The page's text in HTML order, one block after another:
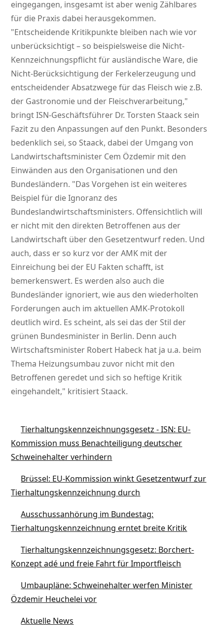
eingegangen, insgesamt ist aber wenig Zählbares
für die Praxis dabei herausgekommen.
Entscheidende Kritikpunkte bleiben nach wie vor
unberücksichtigt – so beispielsweise die Nicht-
Kennzeichnungspflicht für ausländische Ware, die
Nicht-Berücksichtigung der Ferkelerzeugung und
entscheidender Absatzwege für das Fleisch wie z.B.
der Gastronomie und der Fleischverarbeitung,
bringt ISN-Geschäftsführer Dr. Torsten Staack sein
Fazit zu den Anpassungen auf den Punkt. Besonders
bedenklich sei, so Staack, dabei der Umgang von
Landwirtschaftsminister Cem Özdemir mit den
Einwänden aus den Organisationen und den
Bundesländern. Das Vorgehen ist ein weiteres
Beispiel für die Ignoranz des
Bundeslandwirtschaftsministers. Offensichtlich will
er nicht mit den direkten Betroffenen aus der
Landwirtschaft über den Gesetzentwurf reden. Und
auch, dass er so kurz vor der AMK mit der
Einreichung bei der EU Fakten schafft, ist
bemerkenswert. Es werden also auch die
Bundesländer ignoriert, wie aus den wiederholten
Forderungen auch im aktuellen AMK-Protokoll
deutlich wird. Es scheint, als sei das der Stil der
grünen Bundesminister in Berlin. Denn auch
Wirtschaftsminister Robert Habeck hat ja u.a. beim
Thema Heizungsumbau zuvor nicht mit den
Betroffenen geredet und sich so heftige Kritik
eingehandelt, kritisiert Staack.
Tierhaltungskennzeichnungsgesetz - ISN: EU-
Kommission muss Benachteiligung deutscher
Schweinehalter verhindern
Brüssel: EU-Kommission winkt Gesetzentwurf zur
Tierhaltungskennzeichnung durch
Ausschussanhörung im Bundestag:
Tierhaltungskennzeichnung erntet breite Kritik
Tierhaltungskennzeichnungsgesetz: Borchert-
Konzept adé und freie Fahrt für Importfleisch
Umbaupläne: Schweinehalter werfen Minister
Özdemir Heuchelei vor
Aktuelle News